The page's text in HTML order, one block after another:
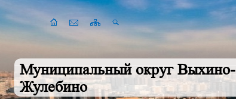
Муниципальный округ Выхино-
Жулебино